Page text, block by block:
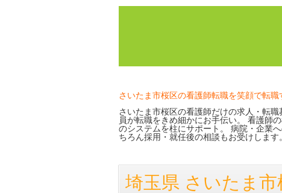
さいたま市桜区の看護師転職を笑顔で転
さいたま市桜区の看護師だけの求人・転
員が転職をきめ細かにお手伝い。 看護師
のシステムを柱にサポート。 病院・企業
ちろん採用・就任後の相談もお受けします。
埼玉県 さいたま市